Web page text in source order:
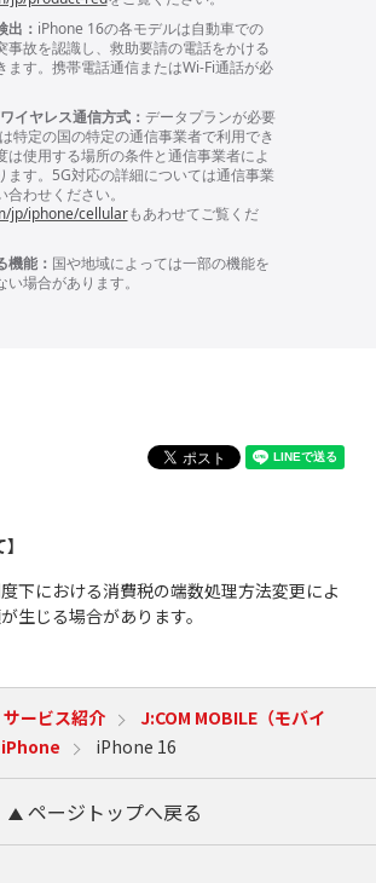
下における消費税の端数処理方法変更によ
生じる場合があります。
サービス紹介
J:COM MOBILE（モバイ
iPhone iPhone 16
ページトップへ戻る